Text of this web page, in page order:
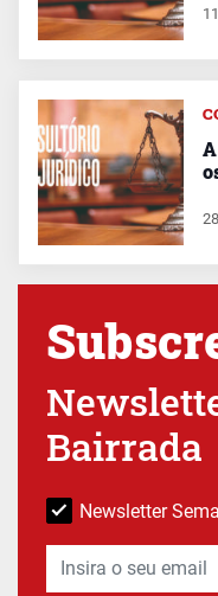
Bairrada
Newsletter